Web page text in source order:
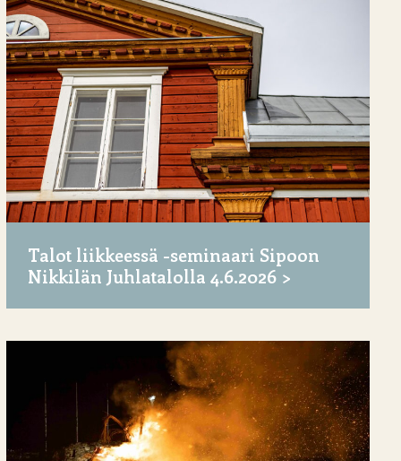
Talot liikkeessä -seminaari Sipoon
Nikkilän Juhlatalolla 4.6.2026